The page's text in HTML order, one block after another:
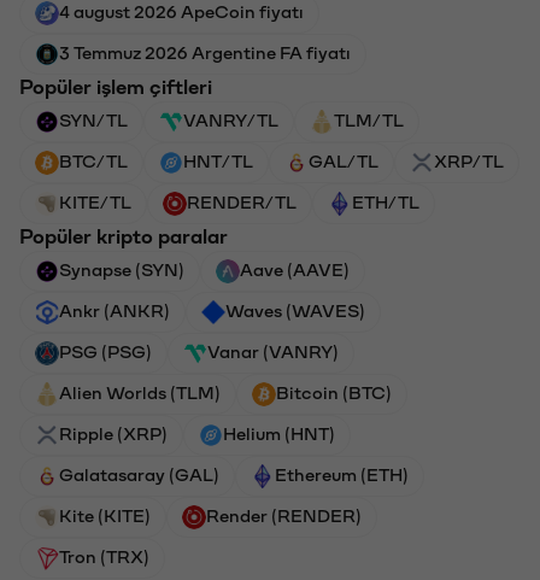
4 august 2026 ApeCoin fiyatı
3 Temmuz 2026 Argentine FA fiyatı
Popüler işlem çiftleri
SYN/TL VANRY/TL TLM/TL
BTC/TL HNT/TL GAL/TL XRP/TL
KITE/TL RENDER/TL ETH/TL
Popüler kripto paralar
Synapse (SYN) Aave (AAVE)
Ankr (ANKR) Waves (WAVES)
PSG (PSG) Vanar (VANRY)
Alien Worlds (TLM) Bitcoin (BTC)
Ripple (XRP) Helium (HNT)
Galatasaray (GAL) Ethereum (ETH)
Kite (KITE) Render (RENDER)
Tron (TRX)